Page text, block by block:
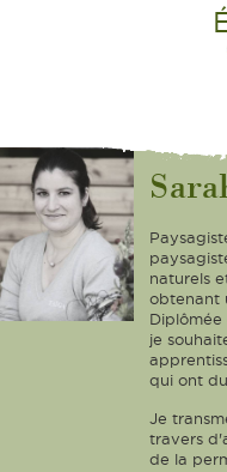
naturels
obtenant
Diplômée
je
qui ont du
Je
travers
de la